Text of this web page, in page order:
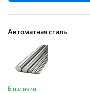
Автоматная сталь
В наличии